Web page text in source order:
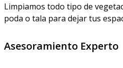
Limpiamos todo tipo de
poda o tala para dejar tus
Asesoramiento Experto